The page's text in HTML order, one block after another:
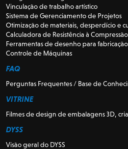
Vinculação de trabalho artístico
Sistema de Gerenciamento de Projetos
Otimização de materiais, desperdício e
Calculadora de Resistência à Compressão
Ferramentas de desenho para
Controle de Máquinas
FAQ
Perguntas Frequentes / Base de
VITRINE
Filmes de design de embalagens 3D,
DYSS
Visão geral do DYSS